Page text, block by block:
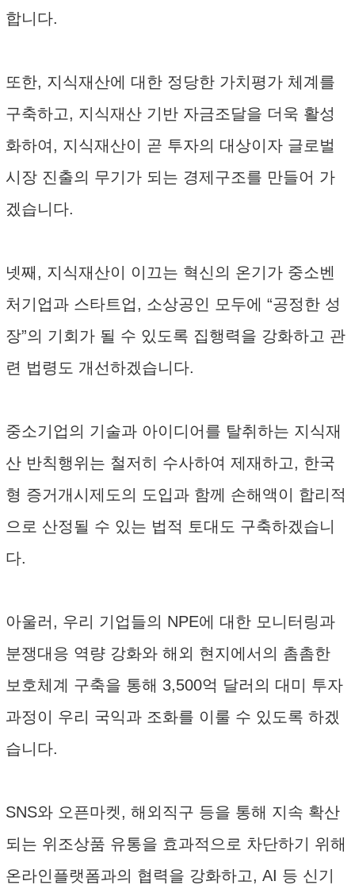
합니다.
또한, 지식재산에 대한 정당한 가치평가 체계를
구축하고, 지식재산 기반 자금조달을 더욱 활성
화하여, 지식재산이 곧 투자의 대상이자 글로벌
시장 진출의 무기가 되는 경제구조를 만들어 가
겠습니다.
넷째, 지식재산이 이끄는 혁신의 온기가 중소벤
처기업과 스타트업, 소상공인 모두에 “공정한 성
장”의 기회가 될 수 있도록 집행력을 강화하고 관
련 법령도 개선하겠습니다.
중소기업의 기술과 아이디어를 탈취하는 지식재
산 반칙행위는 철저히 수사하여 제재하고, 한국
형 증거개시제도의 도입과 함께 손해액이 합리적
으로 산정될 수 있는 법적 토대도 구축하겠습니
다.
아울러, 우리 기업들의 NPE에 대한 모니터링과
분쟁대응 역량 강화와 해외 현지에서의 촘촘한
보호체계 구축을 통해 3,500억 달러의 대미 투자
과정이 우리 국익과 조화를 이룰 수 있도록 하겠
습니다.
SNS와 오픈마켓, 해외직구 등을 통해 지속 확산
되는 위조상품 유통을 효과적으로 차단하기 위해
온라인플랫폼과의 협력을 강화하고, AI 등 신기